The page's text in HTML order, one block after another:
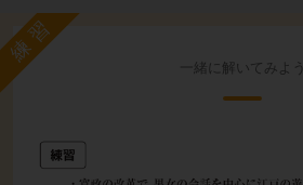
練習
一緒に解いてみよう